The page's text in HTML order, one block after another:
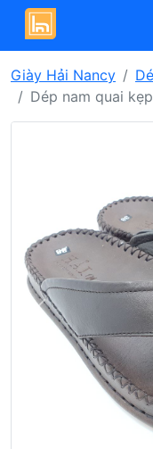
Giày Hải Nancy
Dép nam quai
Previous